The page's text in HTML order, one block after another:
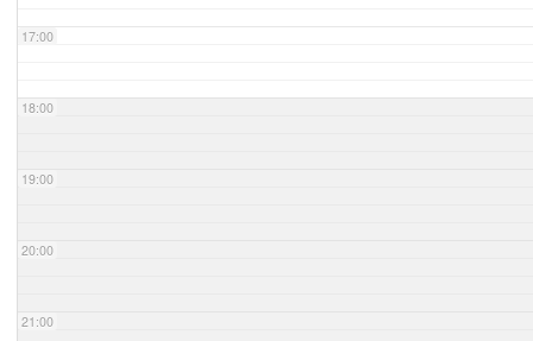
17:00
18:00
19:00
20:00
21:00